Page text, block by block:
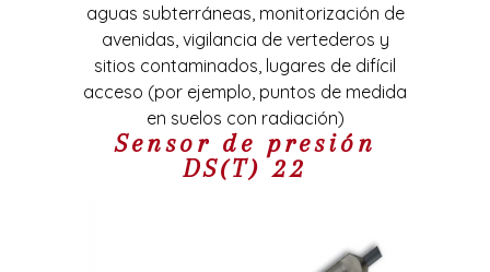
aguas subterráneas, monitorización de
avenidas, vigilancia de vertederos y
sitios contaminados, lugares de difícil
acceso (por ejemplo, puntos de medida
en suelos con radiación)
Sensor de presión
DS(T) 22